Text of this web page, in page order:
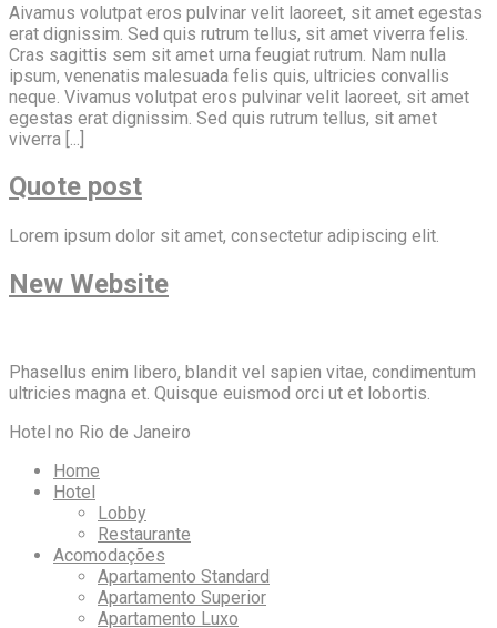
Aivamus volutpat eros pulvinar velit laoreet, sit amet egestas
erat dignissim. Sed quis rutrum tellus, sit amet viverra felis.
Cras sagittis sem sit amet urna feugiat rutrum. Nam nulla
ipsum, venenatis malesuada felis quis, ultricies convallis
neque. Vivamus volutpat eros pulvinar velit laoreet, sit amet
egestas erat dignissim. Sed quis rutrum tellus, sit amet
viverra [...]
Quote post
Lorem ipsum dolor sit amet, consectetur adipiscing elit.
New Website
Phasellus enim libero, blandit vel sapien vitae, condimentum
ultricies magna et. Quisque euismod orci ut et lobortis.
Hotel no Rio de Janeiro
Home
Hotel
Lobby
Restaurante
Acomodações
Apartamento Standard
Apartamento Superior
Apartamento Luxo